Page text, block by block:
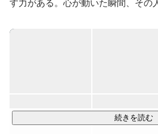
す力がある。心が動いた瞬間、その
くなっていく。
ソーシャルメディアを基軸に、企業
続きを読む